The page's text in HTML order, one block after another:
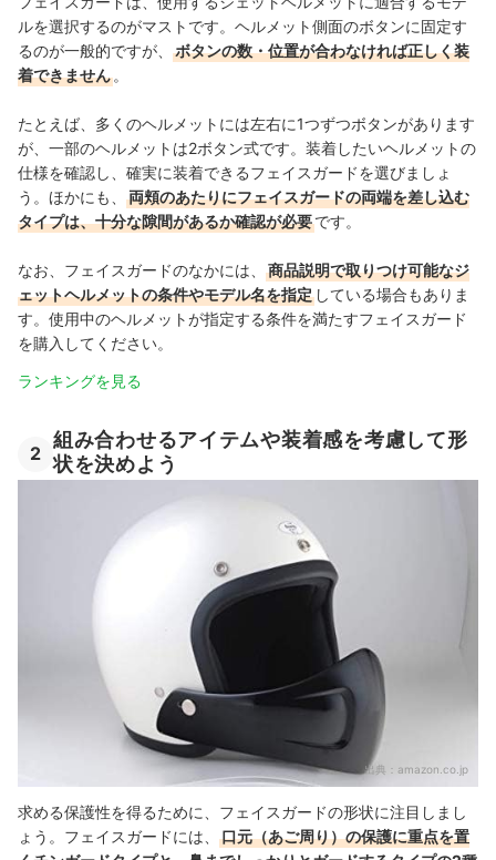
ルを選択するのがマストです。ヘルメット側面のボタンに固定す
るのが一般的ですが、
ボタンの数・位置が合わなければ正しく装
着できません 。
たとえば、多くのヘルメットには左右に1つずつボタンがあります
が、一部のヘルメットは2ボタン式です。装着したいヘルメットの
仕様を確認し、確実に装着できるフェイスガードを選びましょ
う。 ほかにも、
両頬のあたりにフェイスガードの両端を差し込む
タイプは、十分な隙間があるか確認が必要です。
なお、フェイスガードのなかには、
商品説明で取りつけ可能なジ
ェットヘルメットの条件やモデル名を指定 している場合もありま
す。使用中のヘルメットが指定する条件を満たすフェイスガード
を購入してください。
ランキングを見る
2
組み合わせるアイテムや装着感を考慮して形
状を決めよう
出典： amazon.co.jp
求める保護性を得るために、フェイスガードの形状に注目しまし
ょう。フェイスガードには、
口元（あご周り）の保護に重点を置